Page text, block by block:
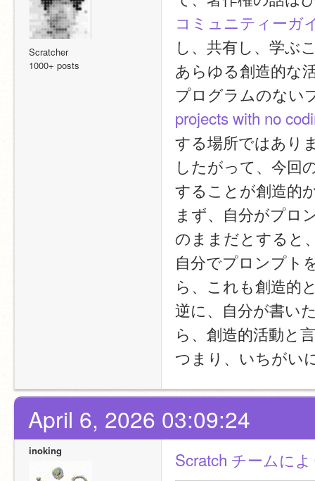
Scratcher
1000+ posts
コミュニティーガ
し、共有し、学ぶ
あらゆる創造的な
プログラムのない
projects with no
する場所ではあり
したがって、今回
することが創造的
まず、自分がプロ
のままだとすると
自分でプロンプト
ら、これも創造的
逆に、自分が書い
ら、創造的活動と
つまり、いちがい
April 6, 2026 03:09:24
inoking
Scratch チームに